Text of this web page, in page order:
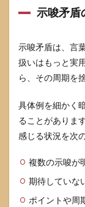
示唆矛盾
示唆矛盾は、言
扱いはもっと実
ら、その周期を
具体例を細かく
ることがありま
感じる状況を次
複数の示唆が
期待していな
ポイントや周